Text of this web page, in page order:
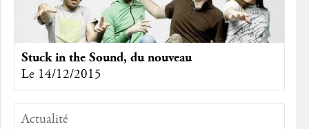
Stuck in the Sound, du nouveau
Le 14/12/2015
Actualité